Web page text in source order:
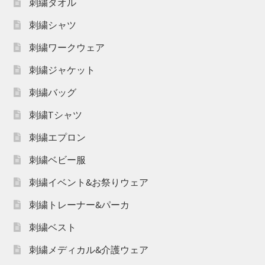
刺繍シャツ
刺繍ワークウェア
刺繍ジャケット
刺繍バッグ
刺繍Tシャツ
刺繍エプロン
刺繍ベビー服
刺繍イベント&お祭りウェア
刺繍トレーナー&パーカ
刺繍ベスト
刺繍メディカル&介護ウェア